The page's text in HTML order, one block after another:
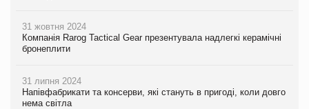
31 жовтня 2024
Компанія Rarog Tactical Gear презентувала надлегкі керамічні
бронеплити
31 липня 2024
Напівфабрикати та консерви, які стануть в пригоді, коли довго
нема світла